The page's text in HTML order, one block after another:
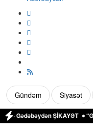
Gündəm Siyasət
ŞİKAYƏT “Ganjavi